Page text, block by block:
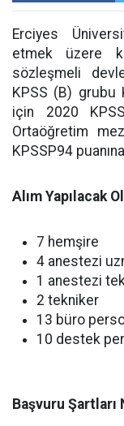
Erciyes
etmek üzere
sözleşmeli
KPSS (B) grubu
için 2020
Ortaöğretim
KPSSP94
Alım Yapılacak
7 hemşire
4 anestezi
1 anestezi
2 tekniker
13 büro
10 destek
Başvuru Şartları